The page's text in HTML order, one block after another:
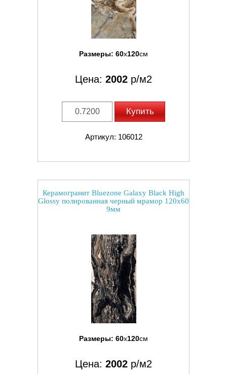
Размеры: 60x120см
Цена: 2002 р/м2
Купить
Артикул: 106012
Керамогранит Bluezone Galaxy Black High
Glossy полированная черный мрамор 120x60
9мм
Размеры: 60x120см
Цена: 2002 р/м2